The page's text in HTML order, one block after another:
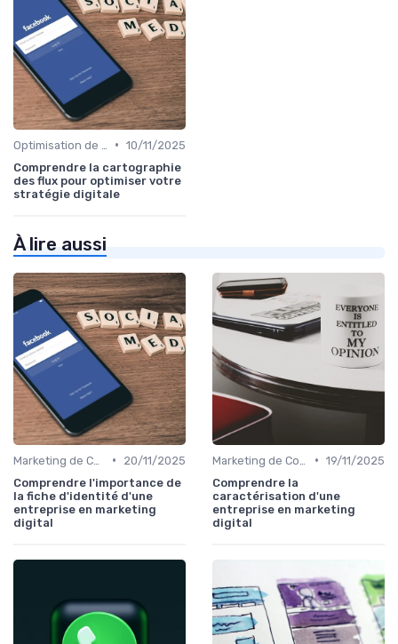
• 10/11/2025
Comprendre la cartographie
des flux pour optimiser votre
stratégie digitale
À lire aussi
•
20/11/2025
Comprendre l'importance de
la fiche d'identité d'une
entreprise en marketing
digital
• 19/11/2025
Comprendre la
caractérisation d'une
entreprise en marketing
digital